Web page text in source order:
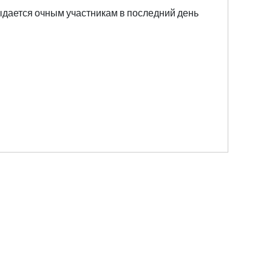
очным участникам в последний день